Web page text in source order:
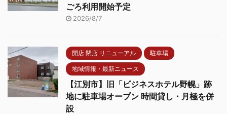
ごろ利用開始予定
2026/8/7
開店 閉店 リニューアル 駐車場
地域情報・最新ニュース
【江別市】旧「ビジネスホテル野幌」跡
地に駐車場オープン 時間貸し・月極を併
設